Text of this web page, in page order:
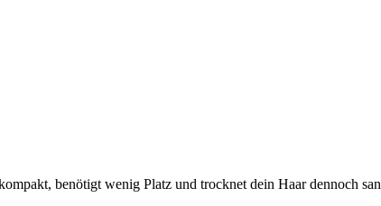
benötigt wenig Platz und trocknet dein Haar dennoch